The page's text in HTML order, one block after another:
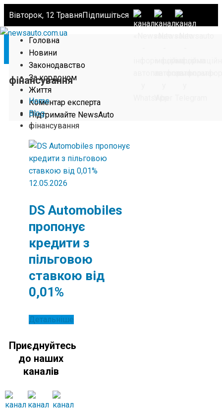
Вівторок, 12 ТравняПідпишіться
Головна
Новини
Законодавство
За кордоном
Життя
Коментар експерта
Підтримайте NewsAuto
фінансування
Home
Blog
фінансування
12.05.2026
DS Automobiles
пропонує
кредити з
пільговою
ставкою від
0,01%
Детальніше
Приєднуйтесь
до наших
каналів